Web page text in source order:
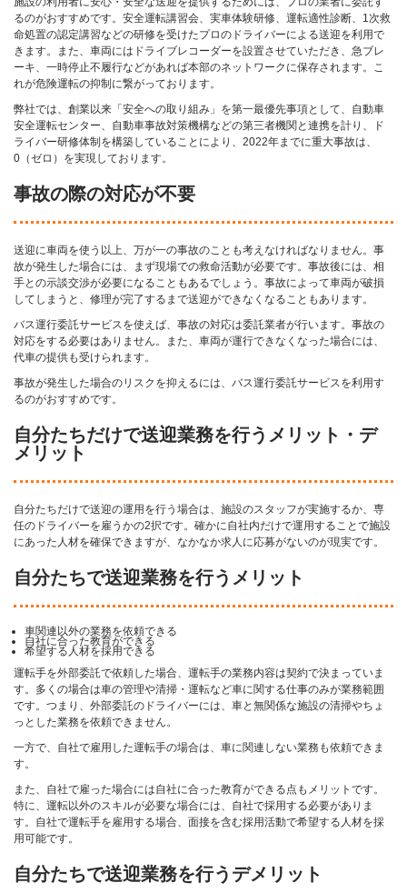
るのがおすすめです。安全運転講習会、実車体験研修、運転適性診断、1次救
命処置の認定講習などの研修を受けたプロのドライバーによる送迎を利用で
きます。また、車両にはドライブレコーダーを設置させていただき、急ブレ
ーキ、一時停止不履行などがあれば本部のネットワークに保存されます。こ
れが危険運転の抑制に繋がっております。
弊社では、創業以来「安全への取り組み」を第一最優先事項として、自動車
安全運転センター、自動車事故対策機構などの第三者機関と連携を計り、ド
ライバー研修体制を構築していることにより、2022年までに重大事故は、
0（ゼロ）を実現しております。
事故の際の対応が不要
送迎に車両を使う以上、万が一の事故のことも考えなければなりません。事
故が発生した場合には、まず現場での救命活動が必要です。事故後には、相
手との示談交渉が必要になることもあるでしょう。事故によって車両が破損
してしまうと、修理が完了するまで送迎ができなくなることもあります。
バス運行委託サービスを使えば、事故の対応は委託業者が行います。事故の
対応をする必要はありません。また、車両が運行できなくなった場合には、
代車の提供も受けられます。
事故が発生した場合のリスクを抑えるには、バス運行委託サービスを利用す
るのがおすすめです。
自分たちだけで送迎業務を行うメリット・デ
メリット
自分たちだけで送迎の運用を行う場合は、施設のスタッフが実施するか、専
任のドライバーを雇うかの2択です。確かに自社内だけで運用することで施設
にあった人材を確保できますが、なかなか求人に応募がないのが現実です。
自分たちで送迎業務を行うメリット
車関連以外の業務を依頼できる
自社に合った教育ができる
希望する人材を採用できる
運転手を外部委託で依頼した場合、運転手の業務内容は契約で決まっていま
す。多くの場合は車の管理や清掃・運転など車に関する仕事のみが業務範囲
です。つまり、外部委託のドライバーには、車と無関係な施設の清掃やちょ
っとした業務を依頼できません。
一方で、自社で雇用した運転手の場合は、車に関連しない業務も依頼できま
す。
また、自社で雇った場合には自社に合った教育ができる点もメリットです。
特に、運転以外のスキルが必要な場合には、自社で採用する必要がありま
す。自社で運転手を雇用する場合、面接を含む採用活動で希望する人材を採
用可能です。
自分たちで送迎業務を行うデメリット